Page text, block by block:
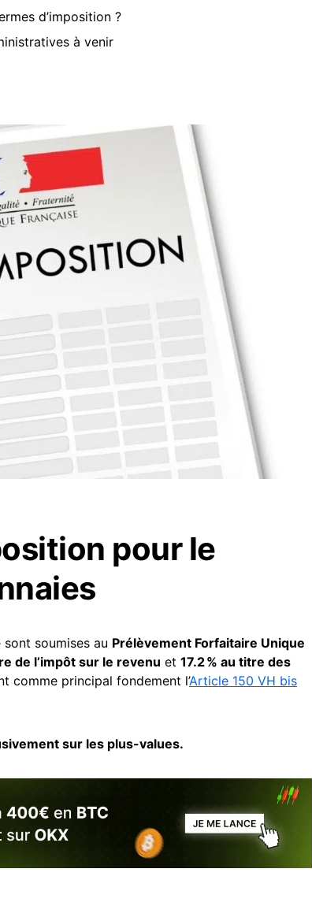
d’imposition ?
à venir
pour le
soumises au Prélèvement Forfaitaire Unique
de l’impôt sur le revenu et 17.2 % au titre des
comme principal fondement l’Article 150 VH bis
sur les plus-values.